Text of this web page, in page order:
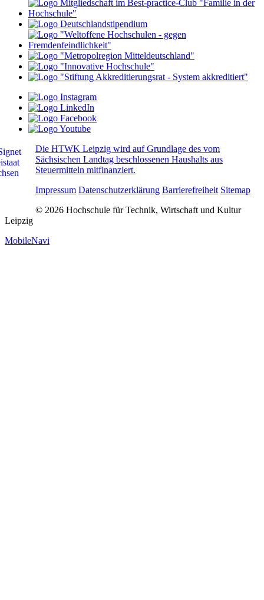
Die HTWK Leipzig wird auf Grundlage des vom
Sächsischen Landtag beschlossenen Haushalts aus
Steuermitteln mitfinanziert.
Impressum Datenschutzerklärung Barrierefreiheit Sitemap
© 2026 Hochschule für Technik, Wirtschaft und Kultur
Leipzig
MobileNavi